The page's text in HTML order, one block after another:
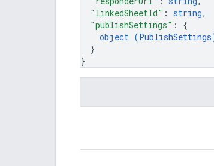
"linkedSheetId" : string,
"publishSettings" : {
object (PublishSettings
}
}